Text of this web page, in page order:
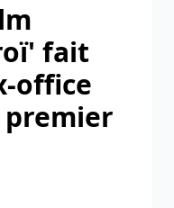
fait
office
premier